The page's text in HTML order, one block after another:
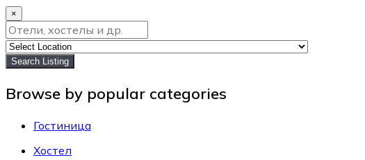
×
Search Listing
Browse by popular categories
Гостиница
Хостел